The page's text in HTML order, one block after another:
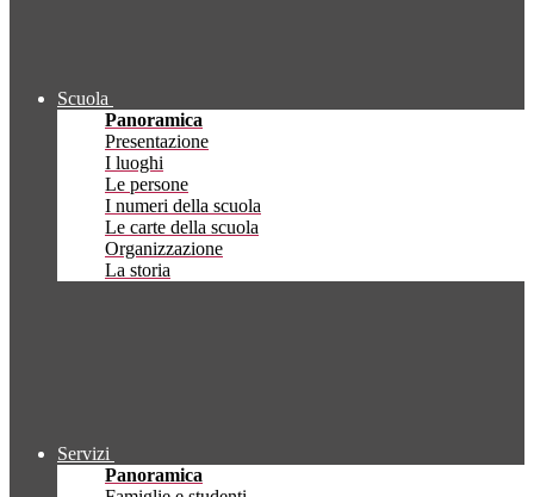
Scuola
Panoramica
Presentazione
I luoghi
Le persone
I numeri della scuola
Le carte della scuola
Organizzazione
La storia
Servizi
Panoramica